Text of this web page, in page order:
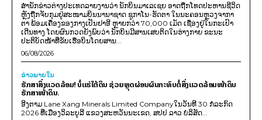
ສຳນັກຂ່າວຕ່າງປະເທດລາຍງານວ່າ ນັກບິນມາເລເຊຍ ອາດຖືກໂທດປະຫານຊີວິດ
ຫຼັງຖືກຈັບກຸມຢູ່ສະໜາມບິນນານາຊາດ ຊູກາໂນ-ຮັດຕາ ໃນນະຄອນຫຼວງຈາກາ
ຕາ ພ້ອມເຄື່ອງຂອງກາງເປັນຢາອີ ຫຼາຍກວ່າ 70,000 ເມັດ ເຊື່ອງຢູ່ໃນກະເປົາ
ເດີນທາງ ໂດຍຜົນກວດຍັງພົບວ່າ ນັກບິນມີສານເສບຕິດໃນຮ່າງກາຍ ຂະນະ
ປະຕິບັດໜ້າທີ່ຂັບເຮືອບິນໂດຍສານ...
06/08/2026
ຂ່າວພາຍ​ໃນ
ຮັກສາສິ່ງແວດລ້ອມ! ບໍ່ແຮ່ໃຕ້ດິນ ຊ່ວຍຫຼຸດຜ່ອນຜົນກະທົບຕໍ່ສິ່ງແວດລ້ອມໜ້າດິນ
ຮັກສາໜ້າດິນ.
ອີງຕາມ Lane Xang Minerals Limited Companyໃນວັນທີ 30 ກໍລະກົດ
2026 ທີ່ເມືອງວິລະບູລີ ແຂວງສະຫວັນນະເຂດ, ສປປ ລາວ ບໍລິສັດ...